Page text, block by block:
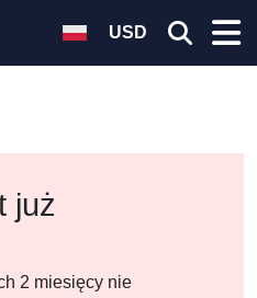
USD
już
2 miesięcy nie